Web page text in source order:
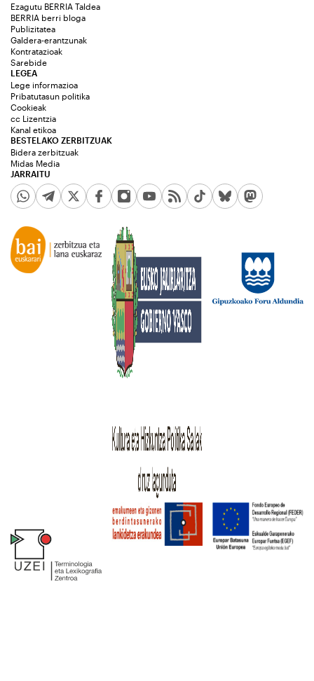
Ezagutu BERRIA Taldea
BERRIA berri bloga
Publizitatea
Galdera-erantzunak
Kontratazioak
Sarebide
JARRAITU
LEGEA
Lege informazioa
Pribatutasun politika
Cookieak
cc Lizentzia
Kanal etikoa
BESTELAKO ZERBITZUAK
Bidera zerbitzuak
Midas Media